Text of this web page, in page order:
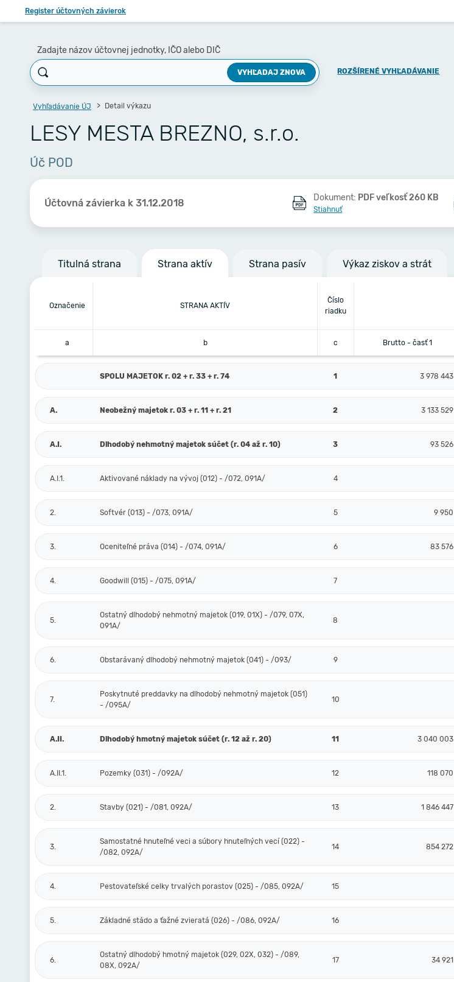
Register účtovných závierok
Zadajte názov účtovnej jednotky, IČO alebo DIČ
VYHĽADAJ ZNOVA ROZŠÍRENÉ VYHĽADÁVANIE
Vyhľadávanie ÚJ Detail výkazu
LESY MESTA BREZNO, s.r.o.
Úč POD
Účtovná závierka k 31.12.2018 Dokument: PDF veľkosť 260 KB
Stiahnuť
Titulná strana Strana aktív Strana pasív Výkaz ziskov a strát
Označenie STRANA AKTÍV
Číslo
riadku
a b c Brutto - časť 1
SPOLU MAJETOK r. 02 + r. 33 + r. 74 1 3 978 443
A. Neobežný majetok r. 03 + r. 11 + r. 21 2 3 133 529
A.I. Dlhodobý nehmotný majetok súčet (r. 04 až r. 10) 3 93 526
A.I.1. Aktivované náklady na vývoj (012) - /072, 091A/ 4
2. Softvér (013) - /073, 091A/ 5 9 950
3. Oceniteľné práva (014) - /074, 091A/ 6 83 576
4. Goodwill (015) - /075, 091A/ 7
5.
Ostatný dlhodobý nehmotný majetok (019, 01X) - /079, 07X,
091A/
8
6. Obstarávaný dlhodobý nehmotný majetok (041) - /093/ 9
7.
Poskytnuté preddavky na dlhodobý nehmotný majetok (051)
- /095A/
10
A.II. Dlhodobý hmotný majetok súčet (r. 12 až r. 20) 11 3 040 003
A.II.1. Pozemky (031) - /092A/ 12 118 070
2. Stavby (021) - /081, 092A/ 13 1 846 447
3.
Samostatné hnuteľné veci a súbory hnuteľných vecí (022) -
/082, 092A/
14 854 272
4. Pestovateľské celky trvalých porastov (025) - /085, 092A/ 15
5. Základné stádo a ťažné zvieratá (026) - /086, 092A/ 16
6.
Ostatný dlhodobý hmotný majetok (029, 02X, 032) - /089,
08X, 092A/
17 34 921